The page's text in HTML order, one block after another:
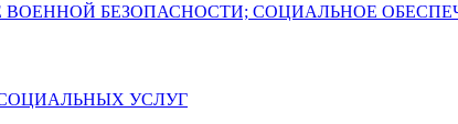
БЕЗОПАСНОСТИ; СОЦИАЛЬНОЕ
УСЛУГ